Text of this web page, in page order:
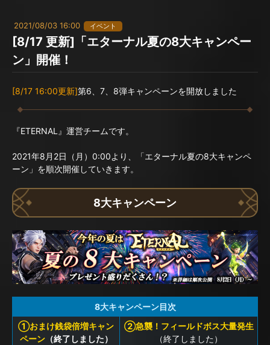
2021/08/03 16:00 イベント
[8/17 更新]「エターナル夏の8大キャンペー
ン」開催！
[8/17 16:00更新]第6、7、8弾キャンペーンを開放しました
『ETERNAL』運営チームです。
2021年8月2日（月）0:00より、「エターナル夏の8大キャンペ
ーン」を順次開催していきます。
8大キャンペーン
8大キャンペーン目次
①おまけ銭袋倍増キャン
ペーン（終了しました）
②急襲！フィールドボス大量発生
（終了しました）